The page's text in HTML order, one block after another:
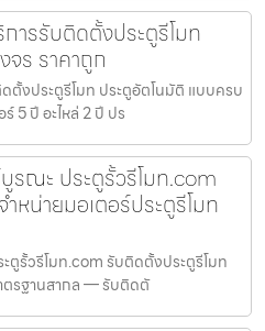
ารรับติดตั้งประตูรีโมท
ร ราคาถูก
ตั้งประตูรีโมท ประตูอัตโนมัติ แบบครบ
5 ปี อะไหล่ 2 ปี ปร
รณะ ประตูรั้วรีโมท.com
หน่ายมอเตอร์ประตูรีโมท
ตูรั้วรีโมท.com รับติดตั้งประตูรีโมท
ตรฐานสากล — รับติดตั